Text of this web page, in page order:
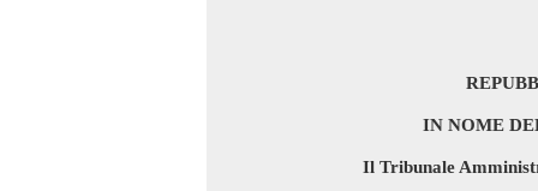
IN NOME
Il Tribunale